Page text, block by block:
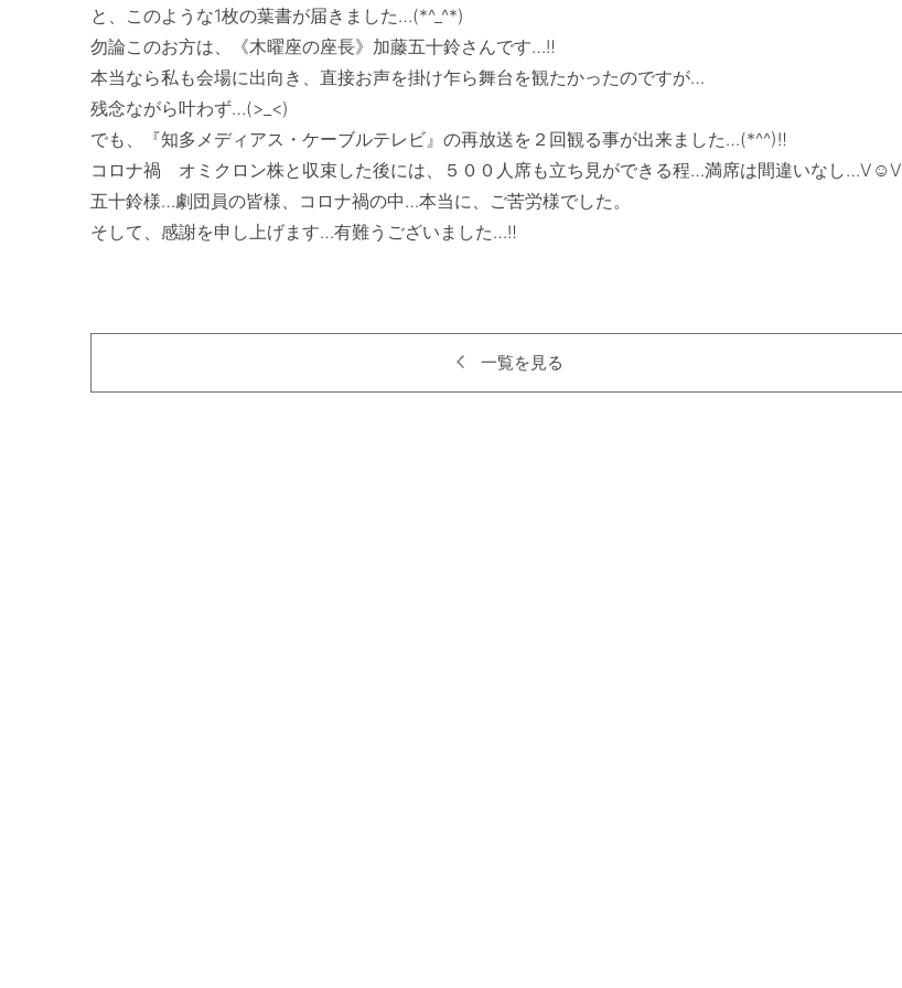
と、このような1枚の葉書が届きました…(*^_^*)
勿論このお方は、《木曜座の座長》加藤五十鈴さんです…‼
本当なら私も会場に出向き、直接お声を掛け乍ら舞台を観たかったのですが…
残念ながら叶わず…(>_<)
でも、『知多メディアス・ケーブルテレビ』の再放送を２回観る事が出来ました…(*^^)‼
コロナ禍　オミクロン株と収束した後には、５００人席も立ち見ができる程…満席は間違いなし…Ⅴ☺Ⅴ
五十鈴様…劇団員の皆様、コロナ禍の中…本当に、ご苦労様でした。
そして、感謝を申し上げます…有難うございました…‼
一覧を見る